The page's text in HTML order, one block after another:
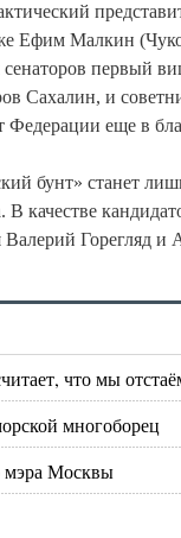
Ефим Малкин
первый
Сахалин, и
еще в
бунт» станет
В качестве
Горегляд и
что мы
многоборец
мэра Москвы